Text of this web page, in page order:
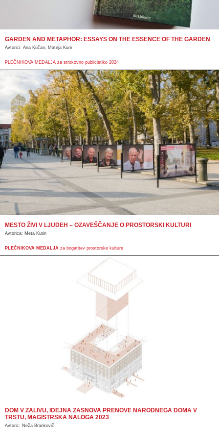
GARDEN AND METAPHOR: ESSAYS ON THE ESSENCE OF THE GARDEN
Avtorici: Ana Kučan, Mateja Kurir
PLEČNIKOVA MEDALJA za strokovno publicistiko 2024
MESTO ŽIVI V LJUDEH – OZAVEŠČANJE O PROSTORSKI KULTURI
Avtorica: Meta Kutin
PLEČNIKOVA MEDALJA za bogatitev prostorske kulture
DOM V ZALIVU, IDEJNA ZASNOVA PRENOVE NARODNEGA DOMA V
TRSTU, MAGISTRSKA NALOGA 2023
Avtoric: Neža Brankovič